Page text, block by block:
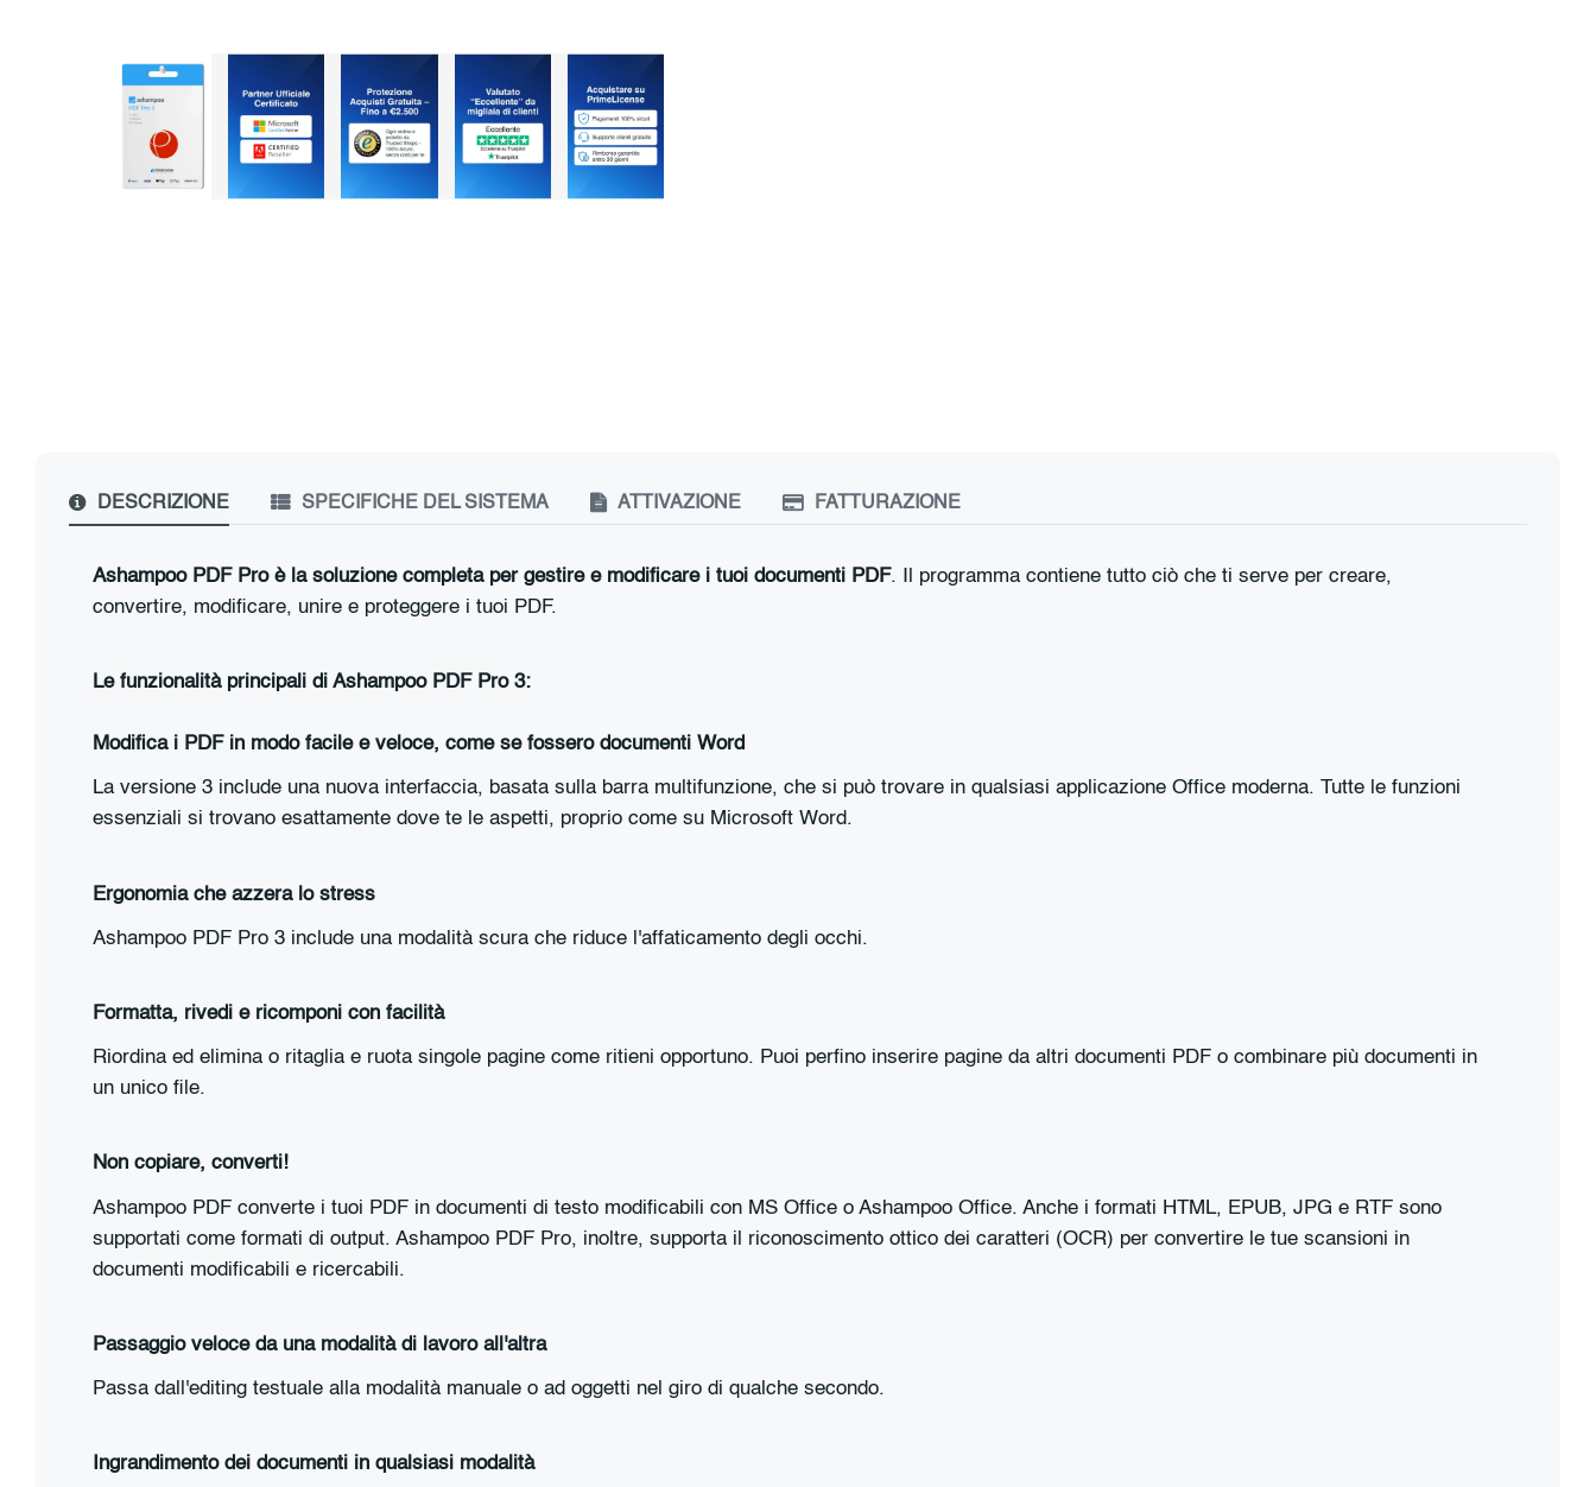
DESCRIZIONE SPECIFICHE DEL SISTEMA ATTIVAZIONE FATTURAZIONE
Ashampoo PDF Pro è la soluzione completa per gestire e modificare i tuoi documenti PDF. Il programma contiene tutto ciò che ti serve per creare,
convertire, modificare, unire e proteggere i tuoi PDF.
Le funzionalità principali di Ashampoo PDF Pro 3:
Modifica i PDF in modo facile e veloce, come se fossero documenti Word
La versione 3 include una nuova interfaccia, basata sulla barra multifunzione, che si può trovare in qualsiasi applicazione Office moderna. Tutte le funzioni
essenziali si trovano esattamente dove te le aspetti, proprio come su Microsoft Word.
Ergonomia che azzera lo stress
Ashampoo PDF Pro 3 include una modalità scura che riduce l'affaticamento degli occhi.
Formatta, rivedi e ricomponi con facilità
Riordina ed elimina o ritaglia e ruota singole pagine come ritieni opportuno. Puoi perfino inserire pagine da altri documenti PDF o combinare più documenti in
un unico file.
Non copiare, converti!
Ashampoo PDF converte i tuoi PDF in documenti di testo modificabili con MS Office o Ashampoo Office. Anche i formati HTML, EPUB, JPG e RTF sono
supportati come formati di output. Ashampoo PDF Pro, inoltre, supporta il riconoscimento ottico dei caratteri (OCR) per convertire le tue scansioni in
documenti modificabili e ricercabili.
Passaggio veloce da una modalità di lavoro all'altra
Passa dall'editing testuale alla modalità manuale o ad oggetti nel giro di qualche secondo.
Ingrandimento dei documenti in qualsiasi modalità